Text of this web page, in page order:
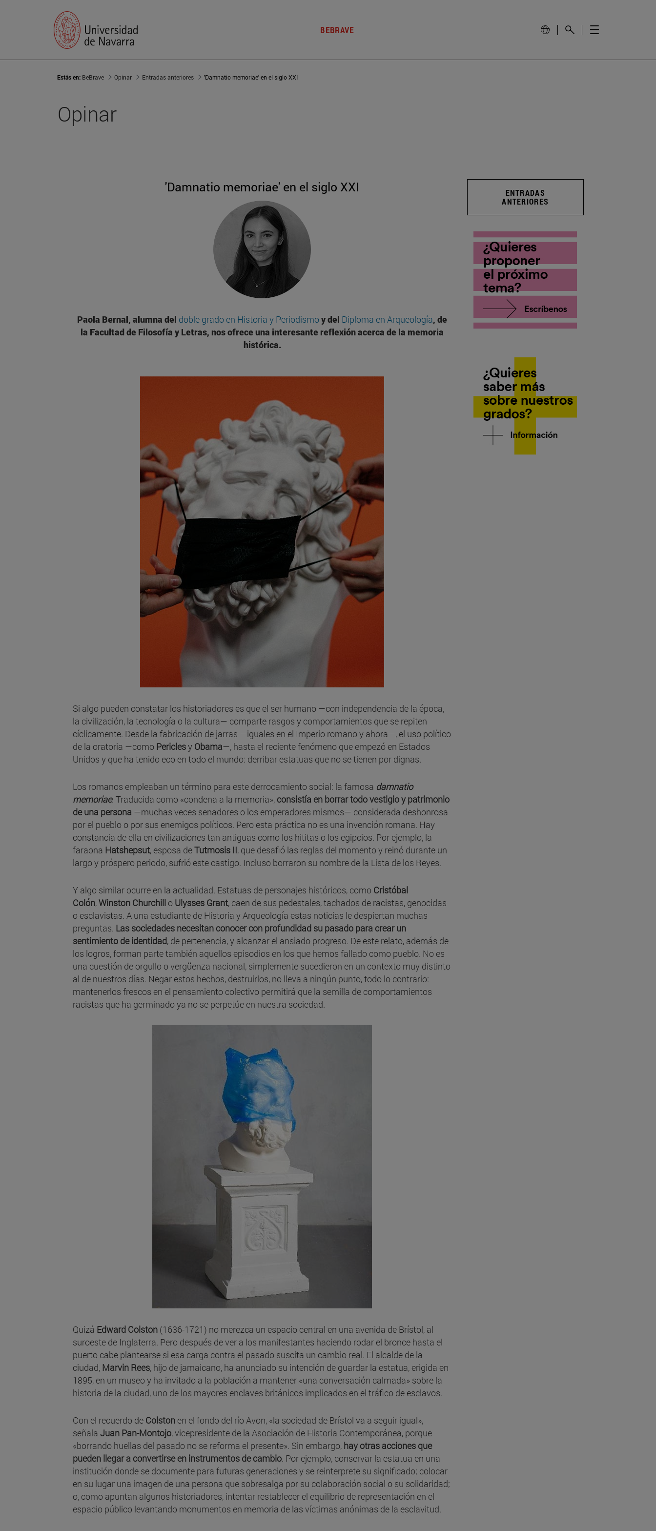
BEBRAVE
Estás en: BeBrave Opinar Entradas anteriores 'Damnatio memoriae' en el siglo XXI
Opinar
'Damnatio memoriae' en el siglo XXI
Paola Bernal, alumna del doble grado en Historia y Periodismoy del Diploma en Arqueología, de
la Facultad de Filosofía y Letras, nos ofrece una interesante reflexión acerca de la memoria
histórica.
Si algo pueden constatar los historiadores es que el ser humano —con independencia de la época,
la civilización, la tecnología o la cultura— comparte rasgos y comportamientos que se repiten
cíclicamente. Desde la fabricación de jarras —iguales en el Imperio romano y ahora—, el uso político
de la oratoria —como Periclesy Obama—, hasta el reciente fenómeno que empezó en Estados
Unidos y que ha tenido eco en todo el mundo: derribar estatuas que no se tienen por dignas.
Los romanos empleaban un término para este derrocamiento social: la famosa damnatio
memoriae. Traducida como «condena a la memoria», consistía en borrar todo vestigio y patrimonio
de una persona —muchas veces senadores o los emperadores mismos— considerada deshonrosa
por el pueblo o por sus enemigos políticos. Pero esta práctica no es una invención romana. Hay
constancia de ella en civilizaciones tan antiguas como los hititas o los egipcios. Por ejemplo, la
faraona Hatshepsut, esposa deTutmosis II, que desafió las reglas del momento y reinó durante un
largo y próspero periodo, sufrió este castigo. Incluso borraron su nombre de la Lista de los Reyes.
Y algo similar ocurre en la actualidad. Estatuas de personajes históricos, como Cristóbal
Colón,Winston Churchill o Ulysses Grant, caen de sus pedestales, tachados de racistas, genocidas
o esclavistas. A una estudiante de Historia y Arqueología estas noticias le despiertan muchas
preguntas. Las sociedades necesitan conocer con profundidad su pasado para crear un
sentimiento de identidad, de pertenencia, y alcanzar el ansiado progreso. De este relato, además de
los logros, forman parte también aquellos episodios en los que hemos fallado como pueblo. No es
una cuestión de orgullo o vergüenza nacional, simplemente sucedieron en un contexto muy distinto
al de nuestros días. Negar estos hechos, destruirlos, no lleva a ningún punto, todo lo contrario:
mantenerlos frescos en el pensamiento colectivo permitirá que la semilla de comportamientos
racistas que ha germinado ya no se perpetúe en nuestra sociedad.
Quizá Edward Colston (1636-1721) no merezca un espacio central en una avenida de Brístol, al
suroeste de Inglaterra. Pero después de ver a los manifestantes haciendo rodar el bronce hasta el
puerto cabe plantearse si esa carga contra el pasado suscita un cambio real. El alcalde de la
ciudad, Marvin Rees, hijo de jamaicano, ha anunciado su intención de guardar la estatua, erigida en
1895, en un museo y ha invitado a la población a mantener «una conversación calmada» sobre la
historia de la ciudad, uno de los mayores enclaves británicos implicados en el tráfico de esclavos.
Con el recuerdo de Colston en el fondo del río Avon, «la sociedad de Brístol va a seguir igual»,
señala Juan Pan-Montojo, vicepresidente de la Asociación de Historia Contemporánea, porque
«borrando huellas del pasado no se reforma el presente». Sin embargo, hay otras acciones que
pueden llegar a convertirse en instrumentos de cambio. Por ejemplo, conservar la estatua en una
institución donde se documente para futuras generaciones y se reinterprete su significado; colocar
en su lugar una imagen de una persona que sobresalga por su colaboración social o su solidaridad;
o, como apuntan algunos historiadores, intentar restablecer el equilibrio de representación en el
espacio público levantando monumentos en memoria de las víctimas anónimas de la esclavitud.
ENTRADAS
ANTERIORES